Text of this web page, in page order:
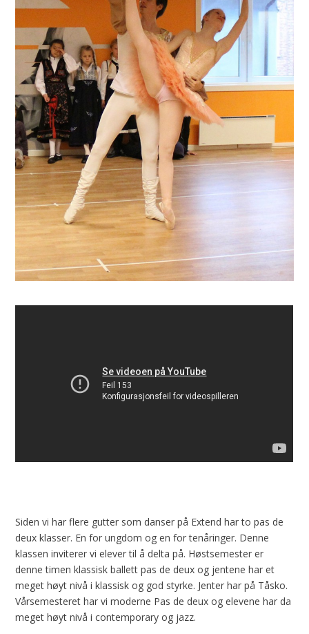
Siden vi har flere gutter som danser på Extend har to pas de
deux klasser. En for ungdom og en for tenåringer. Denne
klassen inviterer vi elever til å delta på. Høstsemester er
denne timen klassisk ballett pas de deux og jentene har et
meget høyt nivå i klassisk og god styrke. Jenter har på Tåsko.
Vårsemesteret har vi moderne Pas de deux og elevene har da
meget høyt nivå i contemporary og jazz.